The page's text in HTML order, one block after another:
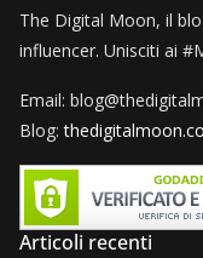
The Digital Moon, il
influencer. Unisciti ai
Email:
Blog:
Articoli recenti